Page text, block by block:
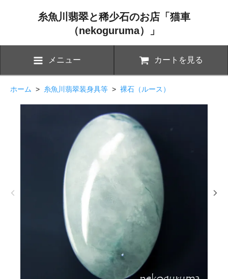
糸魚川翡翠と稀少石のお店「猫車
（nekoguruma）」
メニュー カートを見る
ホーム > 糸魚川翡翠装身具等 > 裸石（ルース）